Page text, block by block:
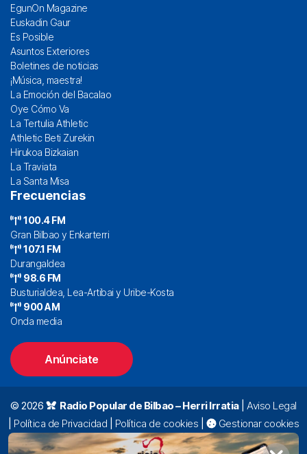
EgunOn Magazine
Euskadin Gaur
Es Posible
Asuntos Exteriores
Boletines de noticias
¡Música, maestra!
La Emoción del Bacalao
Oye Cómo Va
La Tertulia Athletic
Athletic Beti Zurekin
Hirukoa Bizkaian
La Traviata
La Santa Misa
Frecuencias
100.4 FM
Gran Bilbao y Enkarterri
107.1 FM
Durangaldea
98.6 FM
Busturialdea, Lea-Artibai y Uribe-Kosta
900 AM
Onda media
Anúnciate
© 2026 Radio Popular de Bilbao – Herri Irratia| Aviso Legal
Política de Privacidad Política de cookies
Gestionar cookies
Alda. Mazarredo, 47 – 7º 48009 Bilbao |
94 423 92 00|